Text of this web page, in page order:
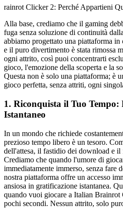
rainrot Clicker 2: Perché Appartieni
Alla base, crediamo che il gaming
fuga senza soluzione di continuità
abbiamo progettato una piattaforma
e il puro divertimento è stata rimossa
ogni attrito, così puoi concentrarti
gioco, l'emozione della scoperta e la
Questa non è solo una piattaforma; è
gioco perfetta, senza attriti, ogni
1. Riconquista il Tuo Tempo:
Istantaneo
In un mondo che richiede
prezioso tempo libero è un tesoro.
dell'attesa, il fastidio dei download e
Crediamo che quando l'umore di
immediatamente immerso, senza fare
nostra piattaforma offre un accesso
ansiosa in gratificazione istantanea.
quando vuoi giocare a Italian
pochi secondi. Nessun attrito, solo